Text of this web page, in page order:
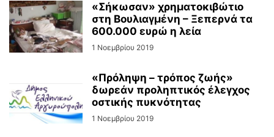
«Σήκωσαν» χρηματοκιβώτιο
στη Βουλιαγμένη – Ξεπερνά τα
600.000 ευρώ η λεία
1 Νοεμβρίου 2019
«Πρόληψη – τρόπος ζωής»
δωρεάν προληπτικός έλεγχος
οστικής πυκνότητας
1 Νοεμβρίου 2019